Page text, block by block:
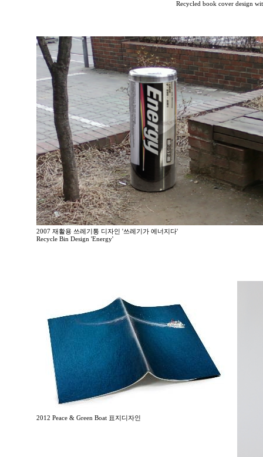
Recycled book cover design
2007 재활용 쓰레기통 디자인 '쓰레기가 에너지다'
Recycle Bin Design 'Energy'
2012 Peace & Green Boat 표지디자인